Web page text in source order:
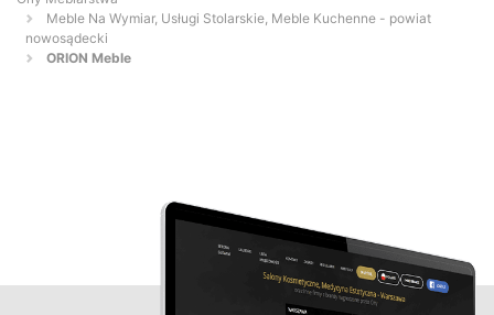
Meble Na Wymiar, Usługi Stolarskie, Meble Kuchenne - powiat
nowosądecki
ORION Meble